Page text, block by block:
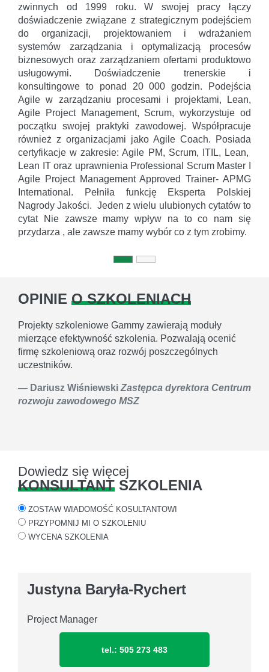
zwinnych od 1999 roku. W swojej pracy łączy
doświadczenie związane z strategicznym podejściem
do organizacji, projektowaniem i wdrażaniem
systemów zarządzania i optymalizacją procesów
biznesowych oraz zarządzaniem ofertami produktowo
usługowymi. Doświadczenie trenerskie i
konsultingowe to ponad 20 000 godzin. Podejścia
Agile w zarządzaniu procesami i projektami, Lean,
Agile Project Management, Scrum, wykorzystuje od
początku swojej praktyki zawodowej. Współpracuje
również z organizacjami jako Agile Coach. Posiada
certyfikacje w zakresie: Agile PM, Scrum, ITIL, Lean,
Lean IT oraz uprawnienia Professional Scrum Master I
Agile Project Management Approved Trainer- APMG
International. Pełniła funkcję Eksperta Polskiej
Nagrody Jakości. Jeden z wielu ulubionych cytatów to
cytat Nie zawsze mamy wpływ na to co nam się
przydarza , ale zawsze mamy wybór co z tym zrobimy.
OPINIE O SZKOLENIACH
Projekty szkoleniowe Gammy zawierają moduły
mierzące efektywność szkolenia. Pozwalają ocenić
firmę szkoleniową oraz rozwój poszczególnych
uczestników.
Dariusz Wiśniewski Zastępca dyrektora Centrum
rozwoju zawodowego MSZ
Dowiedz się więcej
KONSULTANT SZKOLENIA
ZOSTAW WIADOMOŚĆ KOSULTANTOWI
PRZYPOMNIJ MI O SZKOLENIU
WYCENA SZKOLENIA
Justyna Baryła-Rychert
Project Manager
tel.: 505 273 483